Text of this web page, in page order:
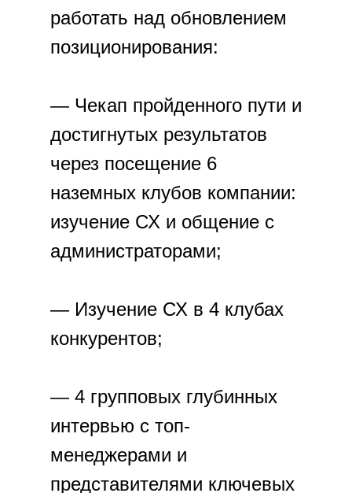
работать над обновлением
позиционирования:
— Чекап пройденного пути и
достигнутых результатов
через посещение 6
наземных клубов компании:
изучение СХ и общение с
администраторами;
— Изучение СХ в 4 клубах
конкурентов;
— 4 групповых глубинных
интервью с топ-
менеджерами и
представителями ключевых